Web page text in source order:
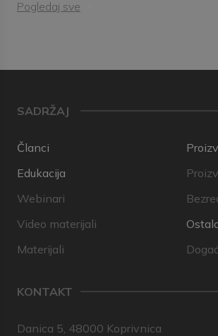
Pogledaj sve
SADRŽAJ
Članci
Edukacija
Webinari
Video materijali
Materijali
KONTAKT
Danica 5, 48000 Koprivnica